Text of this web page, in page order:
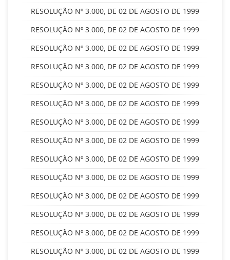
RESOLUÇÃO Nº 3.000, DE 02 DE AGOSTO DE 1999
RESOLUÇÃO Nº 3.000, DE 02 DE AGOSTO DE 1999
RESOLUÇÃO Nº 3.000, DE 02 DE AGOSTO DE 1999
RESOLUÇÃO Nº 3.000, DE 02 DE AGOSTO DE 1999
RESOLUÇÃO Nº 3.000, DE 02 DE AGOSTO DE 1999
RESOLUÇÃO Nº 3.000, DE 02 DE AGOSTO DE 1999
RESOLUÇÃO Nº 3.000, DE 02 DE AGOSTO DE 1999
RESOLUÇÃO Nº 3.000, DE 02 DE AGOSTO DE 1999
RESOLUÇÃO Nº 3.000, DE 02 DE AGOSTO DE 1999
RESOLUÇÃO Nº 3.000, DE 02 DE AGOSTO DE 1999
RESOLUÇÃO Nº 3.000, DE 02 DE AGOSTO DE 1999
RESOLUÇÃO Nº 3.000, DE 02 DE AGOSTO DE 1999
RESOLUÇÃO Nº 3.000, DE 02 DE AGOSTO DE 1999
RESOLUÇÃO Nº 3.000, DE 02 DE AGOSTO DE 1999